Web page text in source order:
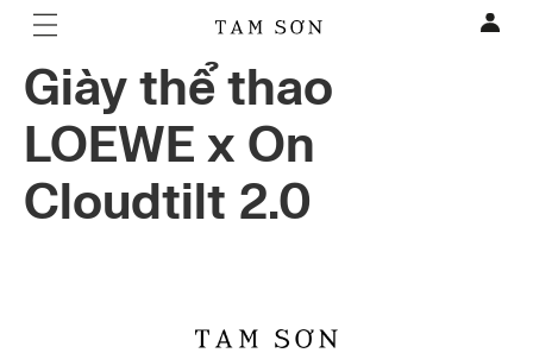
Giày thể thao
LOEWE x On
Cloudtilt 2.0